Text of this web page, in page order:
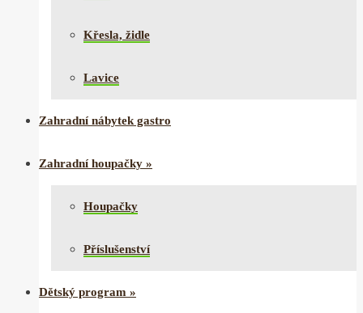
Křesla, židle
Lavice
Zahradní nábytek gastro
Zahradní houpačky »
Houpačky
Příslušenství
Dětský program »